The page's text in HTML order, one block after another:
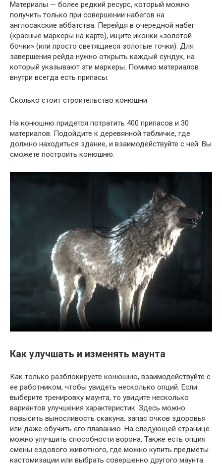
Материалы — более редкий ресурс, который можно
получить только при совершении набегов на
англосакские аббатства. Перейдя в очередной набег
(красные маркеры на карте), ищите иконки «золотой
бочки» (или просто светящиеся золотые точки). Для
завершения рейда нужно открыть каждый сундук, на
который указывают эти маркеры. Помимо материалов
внутри всегда есть припасы.
Сколько стоит строительство конюшни
На конюшню придется потратить 400 припасов и 30
материалов. Подойдите к деревянной табличке, где
должно находиться здание, и взаимодействуйте с ней. Вы
сможете построить конюшню.
Как улучшать и изменять маунта
Как только разблокируете конюшню, взаимодействуйте с
ее работником, чтобы увидеть несколько опций. Если
выберите тренировку маунта, то увидите несколько
вариантов улучшения характеристик. Здесь можно
повысить выносливость скакуна, запас очков здоровья
или даже обучить его плаванию. На следующей странице
можно улучшить способности ворона. Также есть опция
смены ездового животного, где можно купить предметы
кастомизации или выбрать совершенно другого маунта.